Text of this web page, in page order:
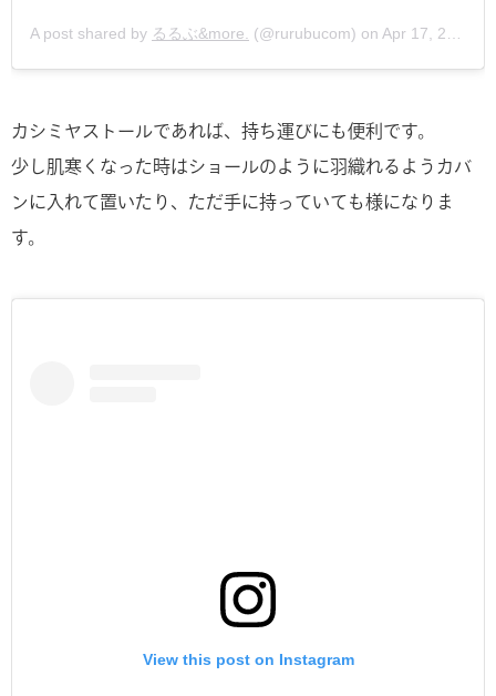
A post shared by るるぶ&more. (@rurubucom) on Apr 17, 2018 at 8:00pm PDT
カシミヤストールであれば、持ち運びにも便利です。
少し肌寒くなった時はショールのように羽織れるようカバ
ンに入れて置いたり、ただ手に持っていても様になりま
す。
View this post on Instagram